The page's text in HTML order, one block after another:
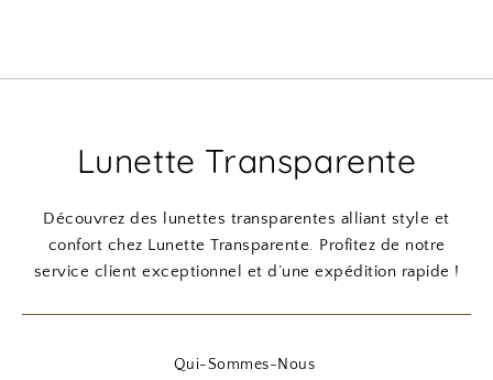
Lunette Transparente
Découvrez des lunettes transparentes alliant style et
confort chez Lunette Transparente. Profitez de notre
service client exceptionnel et d’une expédition rapide !
Qui-Sommes-Nous